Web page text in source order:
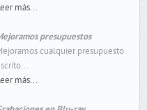
más...
presupuestos
cualquier presupuesto
más...